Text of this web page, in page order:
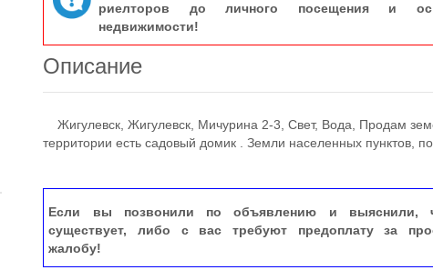
риелторов до личного посещения и
недвижимости!
Описание
Жигулевск, Жигулевск, Мичурина 2-3, Свет, Вода, Продам
территории есть садовый домик . Земли населенных пунктов,
Если вы позвонили по объявлению и выяснили,
существует, либо с вас требуют предоплату за
жалобу!